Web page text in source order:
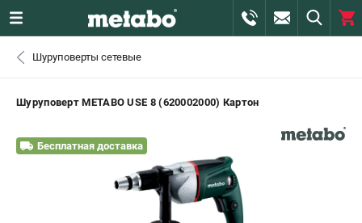
+7 (911) 360-06-14 | +7 (8112) 59-10-67
- ЗАКАЗ ЗАПЧАСТЕЙ
+7 (812) 407-39-48 - ЗАКАЗ ИЗДЕЛИЙ
САНКТ-ПЕТЕРБУРГ
0 ₽
Шуруповерты сетевые
Шуруповерт METABO USE 8 (620002000) Картон
Бесплатная доставка